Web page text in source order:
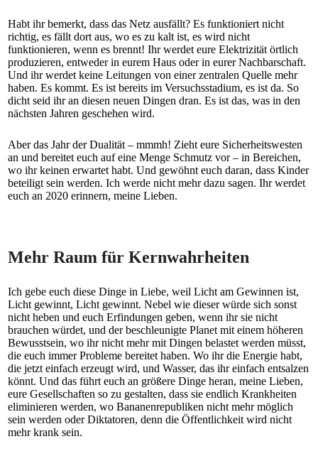
Habt ihr bemerkt, dass das Netz ausfällt? Es funktioniert nicht
richtig, es fällt dort aus, wo es zu kalt ist, es wird nicht
funktionieren, wenn es brennt! Ihr werdet eure Elektrizität örtlich
produzieren, entweder in eurem Haus oder in eurer Nachbarschaft.
Und ihr werdet keine Leitungen von einer zentralen Quelle mehr
haben. Es kommt. Es ist bereits im Versuchsstadium, es ist da. So
dicht seid ihr an diesen neuen Dingen dran. Es ist das, was in den
nächsten Jahren geschehen wird.
Aber das Jahr der Dualität – mmmh! Zieht eure Sicherheitswesten
an und bereitet euch auf eine Menge Schmutz vor – in Bereichen,
wo ihr keinen erwartet habt. Und gewöhnt euch daran, dass Kinder
beteiligt sein werden. Ich werde nicht mehr dazu sagen. Ihr werdet
euch an 2020 erinnern, meine Lieben.
Mehr Raum für Kernwahrheiten
Ich gebe euch diese Dinge in Liebe, weil Licht am Gewinnen ist,
Licht gewinnt, Licht gewinnt. Nebel wie dieser würde sich sonst
nicht heben und euch Erfindungen geben, wenn ihr sie nicht
brauchen würdet, und der beschleunigte Planet mit einem höheren
Bewusstsein, wo ihr nicht mehr mit Dingen belastet werden müsst,
die euch immer Probleme bereitet haben. Wo ihr die Energie habt,
die jetzt einfach erzeugt wird, und Wasser, das ihr einfach entsalzen
könnt. Und das führt euch an größere Dinge heran, meine Lieben,
eure Gesellschaften so zu gestalten, dass sie endlich Krankheiten
eliminieren werden, wo Bananenrepubliken nicht mehr möglich
sein werden oder Diktatoren, denn die Öffentlichkeit wird nicht
mehr krank sein.